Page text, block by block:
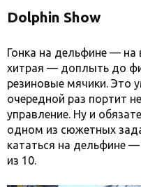
Dolphin Show
Гонка на дельфине — на
хитрая — доплыть до
резиновые мячики. Это
очередной раз портит
управление. Ну и
одном из сюжетных
кататься на дельфине
из 10.